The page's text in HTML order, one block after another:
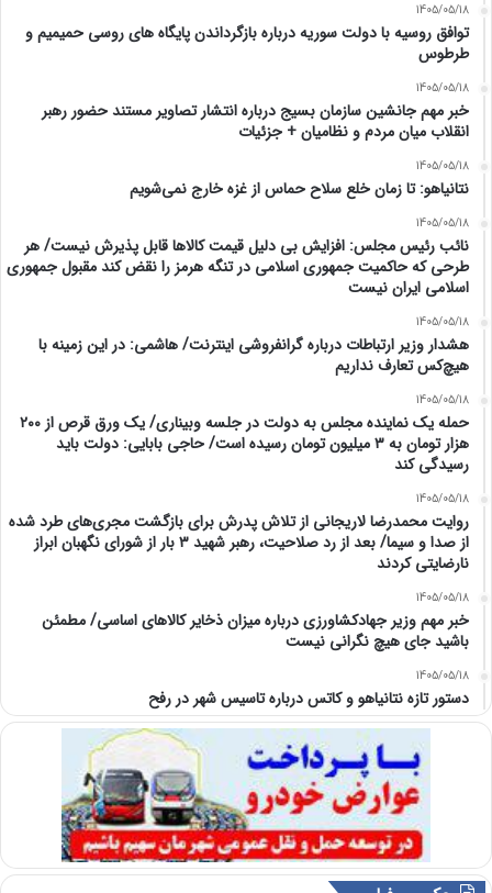
1405/05/18
توافق روسیه با دولت سوریه درباره بازگرداندن پایگاه های روسی حمیمیم و
طرطوس
1405/05/18
خبر مهم جانشین سازمان بسیج درباره انتشار تصاویر مستند حضور رهبر
انقلاب میان مردم و نظامیان + جزئیات
1405/05/18
نتانیاهو: تا زمان خلع سلاح حماس از غزه خارج نمی‌شویم
1405/05/18
نائب رئیس مجلس: افزایش بی دلیل قیمت کالاها قابل پذیرش نیست/ هر
طرحی که حاکمیت جمهوری اسلامی در تنگه هرمز را نقض کند مقبول جمهوری
اسلامی ایران نیست
1405/05/18
هشدار وزیر ارتباطات درباره گرانفروشی اینترنت/ هاشمی: در این زمینه با
هیچ‌کس تعارف نداریم
1405/05/18
حمله یک نماینده مجلس به دولت در جلسه وبیناری/ یک ورق قرص از ۲۰۰
هزار تومان به ۳ میلیون تومان رسیده است/ حاجی بابایی: دولت باید
رسیدگی کند
1405/05/18
روایت محمدرضا لاریجانی از تلاش پدرش برای بازگشت مجری‌های طرد شده
از صدا و سیما/ بعد از رد صلاحیت، رهبر شهید ۳ بار از شورای نگهبان ابراز
نارضایتی کردند
1405/05/18
خبر مهم وزیر جهادکشاورزی درباره میزان ذخایر کالاهای اساسی/ مطمئن
باشید جای هیچ نگرانی نیست
1405/05/18
دستور تازه نتانیاهو و کاتس درباره تاسیس شهر در رفح